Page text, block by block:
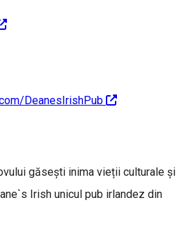
DeanesIrishPub
găsești inima vieții culturale și
Irish unicul pub irlandez din